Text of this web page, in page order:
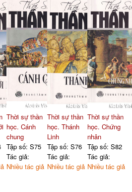
Thời sự thần
học. Cánh
chung
Tập số: S75
Tác giả:
Nhiều tác giả
Thời sự thần
học. Thánh
Linh
Tập số: S76
Tác giả:
Nhiều tác giả
Thời sự thần
học. Chứng
nhân
Tập số: S82
Tác giả:
Nhiều tác giả